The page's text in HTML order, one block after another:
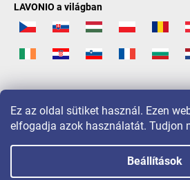
Ez az oldal sütiket használ. Ezen
elfogadja azok használatát. Tudjon
Beállítások
LAVONIO a világban
Copyright 2026 LAVONIO.hu.